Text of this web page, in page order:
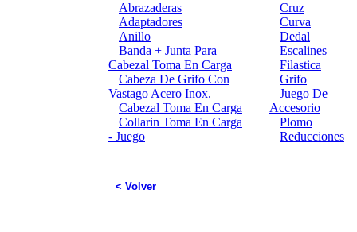
Abrazaderas
Adaptadores
Anillo
Banda + Junta Para
Cabezal Toma En Carga
Cabeza De Grifo Con
Vastago Acero Inox.
Cabezal Toma En Carga
Collarin Toma En Carga
- Juego
Cruz
Curva
Dedal
Escalines
Filastica
Grifo
Juego De
Accesorio
Plomo
Reducciones
< Volver